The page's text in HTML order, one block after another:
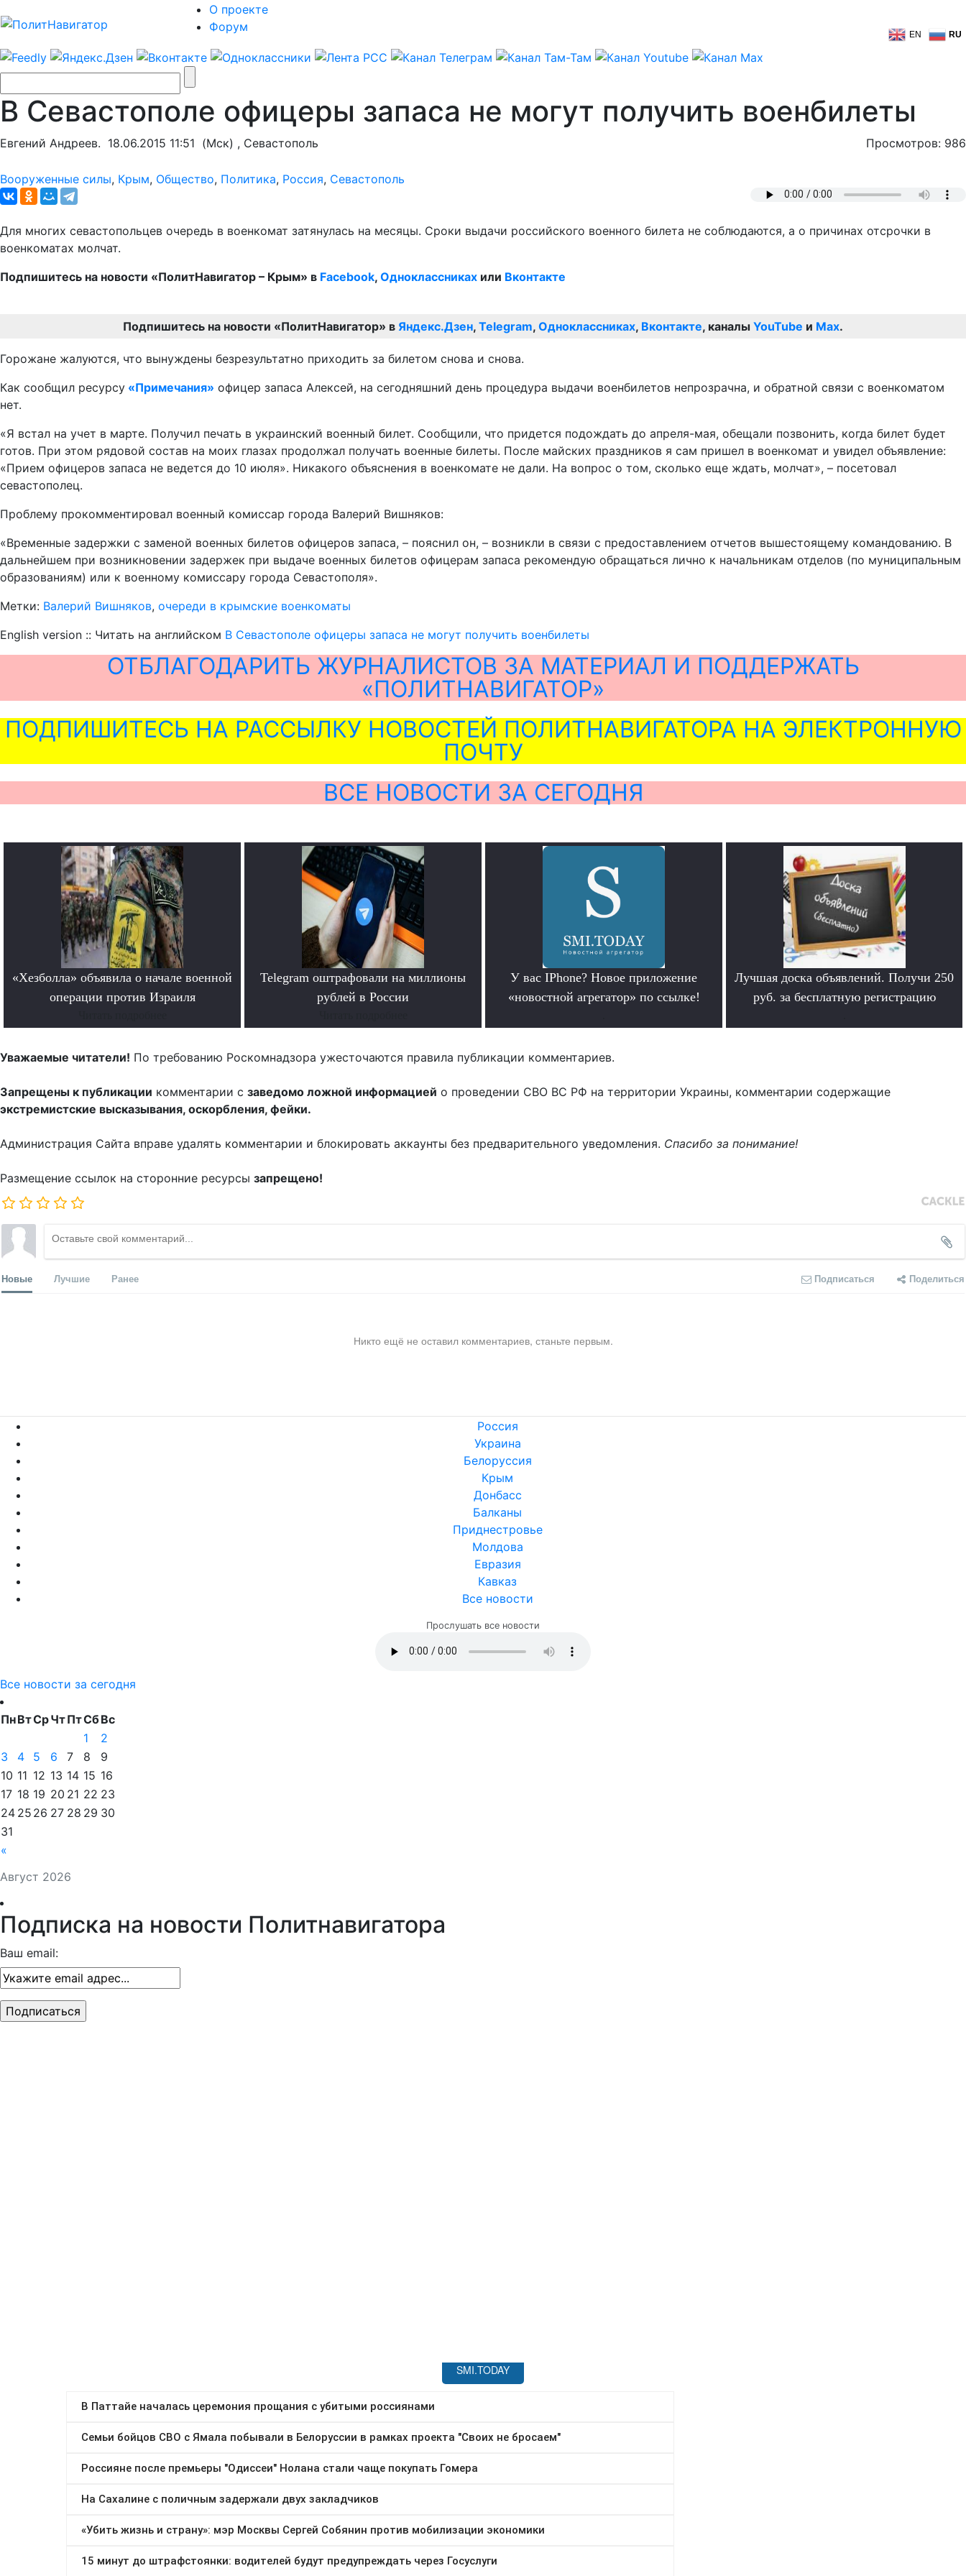
О проекте
Форум
EN RU
В Севастополе офицеры запаса не могут получить военбилеты
Евгений Андреев. 18.06.2015 11:51 (Мск) , Севастополь Просмотров: 986
Вооруженные силы, Крым, Общество, Политика, Россия, Севастополь
Для многих севастопольцев очередь в военкомат затянулась на месяцы. Сроки выдачи российского военного билета не соблюдаются, а о причинах отсрочки в
военкоматах молчат.
Подпишитесь на новости «ПолитНавигатор – Крым» в Facebook, Одноклассниках или Вконтакте
Подпишитесь на новости «ПолитНавигатор» в Яндекс.Дзен, Telegram, Одноклассниках, Вконтакте, каналы YouTube и Max.
Горожане жалуются, что вынуждены безрезультатно приходить за билетом снова и снова.
Как сообщил ресурсу «Примечания» офицер запаса Алексей, на сегодняшний день процедура выдачи военбилетов непрозрачна, и обратной связи с военкоматом
нет.
«Я встал на учет в марте. Получил печать в украинский военный билет. Сообщили, что придется подождать до апреля-мая, обещали позвонить, когда билет будет
готов. При этом рядовой состав на моих глазах продолжал получать военные билеты. После майских праздников я сам пришел в военкомат и увидел объявление:
«Прием офицеров запаса не ведется до 10 июля». Никакого объяснения в военкомате не дали. На вопрос о том, сколько еще ждать, молчат», – посетовал
севастополец.
Проблему прокомментировал военный комиссар города Валерий Вишняков:
«Временные задержки с заменой военных билетов офицеров запаса, – пояснил он, – возникли в связи с предоставлением отчетов вышестоящему командованию. В
дальнейшем при возникновении задержек при выдаче военных билетов офицерам запаса рекомендую обращаться лично к начальникам отделов (по муниципальным
образованиям) или к военному комиссару города Севастополя».
Метки: Валерий Вишняков, очереди в крымские военкоматы
English version :: Читать на английском В Севастополе офицеры запаса не могут получить военбилеты
ОТБЛАГОДАРИТЬ ЖУРНАЛИСТОВ ЗА МАТЕРИАЛ И ПОДДЕРЖАТЬ
«ПОЛИТНАВИГАТОР»
ПОДПИШИТЕСЬ НА РАССЫЛКУ НОВОСТЕЙ ПОЛИТНАВИГАТОРА НА ЭЛЕКТРОННУЮ
ПОЧТУ
ВСЕ НОВОСТИ ЗА СЕГОДНЯ
«Хезболла» объявила о начале военной
операции против Израиля
Telegram оштрафовали на миллионы
рублей в России
У вас IPhone? Новое приложение
«новостной агрегатор» по ссылке!
Лучшая доска объявлений. Получи 250
руб. за бесплатную регистрацию
Уважаемые читатели! По требованию Роскомнадзора ужесточаются правила публикации комментариев.
Запрещены к публикации комментарии с заведомо ложной информацией о проведении СВО ВС РФ на территории Украины, комментарии содержащие
экстремистские высказывания, оскорбления, фейки.
Администрация Сайта вправе удалять комментарии и блокировать аккаунты без предварительного уведомления. Спасибо за понимание!
Размещение ссылок на сторонние ресурсы запрещено!
Новые Лучшие Ранее Подписаться Поделиться
Никто ещё не оставил комментариев, станьте первым.
Россия
Украина
Белоруссия
Крым
Донбасс
Балканы
Приднестровье
Молдова
Евразия
Кавказ
Все новости
Прослушать все новости
Все новости за сегодня
Август 2026
ПнВтСрЧтПтСбВс
«
1
2
3
4 5 6 7 8
9
10 11 12 13 14 15 16
17 18 19 20 21 22 23
24 25 26 27 28 29 30
31
Подписка на новости Политнавигатора
Ваш email: